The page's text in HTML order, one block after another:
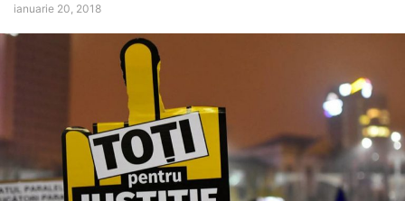
ianuarie 20, 2018